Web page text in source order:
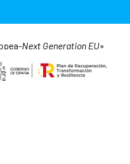
Next Generation EU»